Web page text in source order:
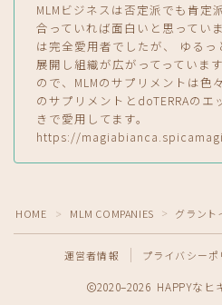
MLMビジネスは否定派でも肯定
合っていれば面白いと思ってい
は完全愛用者でしたが、 ゆるっ
展開し組織が広がってっていま
ので、MLMのサプリメントは
のサプリメントとdoTERRAの
きで愛用してます。
https://
HOME ＞ MLM COMPANIES ＞ グラント
運営者情報 プライバシーポ
2020–2026 HAPPYなヒ